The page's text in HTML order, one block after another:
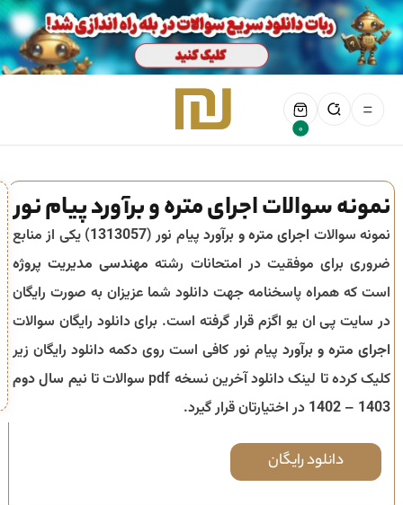
0
نمونه سوالات اجرای متره و برآورد پیام نور
نمونه سوالات اجرای متره و برآوردپیام نور (1313057) یکی از منابع
ضروری برای موفقیت در امتحانات رشته مهندسی مدیریت پروژه
است که همراه پاسخنامه جهت دانلود شما عزیزان به صورت رایگان
در سایت پی ان یو اگزم قرار گرفته است. برای دانلود رایگان سوالات
اجرای متره و برآورد پیام نور کافی است روی دکمه دانلود رایگان زیر
کلیک کرده تا لینک دانلود آخرین نسخه pdf سوالات تا
نیم سال دوم
1403 – 1402
در اختیارتان قرار گیرد.
دانلود رایگان